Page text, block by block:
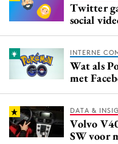
Twitter
social
INTERNE
Wat als
met
DATA &
Volvo
SW voor